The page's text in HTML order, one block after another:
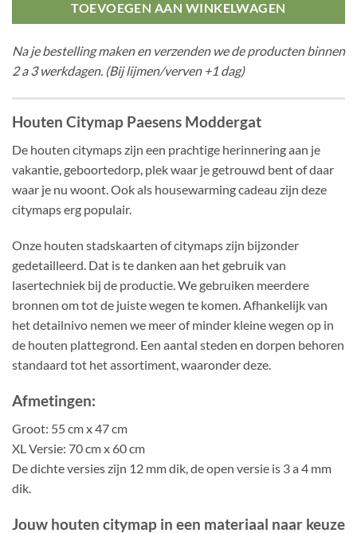
TOEVOEGEN AAN WINKELWAGEN
Na je bestelling maken en verzenden we de producten binnen
2 a 3 werkdagen. (Bij lijmen/verven +1 dag)
Houten Citymap Paesens Moddergat
De houten citymaps zijn een prachtige herinnering aan je
vakantie, geboortedorp, plek waar je getrouwd bent of daar
waar je nu woont. Ook als housewarming cadeau zijn deze
citymaps erg populair.
Onze houten stadskaarten of citymaps zijn bijzonder
gedetailleerd. Dat is te danken aan het gebruik van
lasertechniek bij de productie. We gebruiken meerdere
bronnen om tot de juiste wegen te komen. Afhankelijk van
het detailnivo nemen we meer of minder kleine wegen op in
de houten plattegrond. Een aantal steden en dorpen behoren
standaard tot het assortiment, waaronder deze.
Afmetingen:
Groot: 55 cm x 47 cm
XL Versie: 70 cm x 60 cm
De dichte versies zijn 12 mm dik, de open versie is 3 a 4 mm
dik.
Jouw houten citymap in een materiaal naar keuze